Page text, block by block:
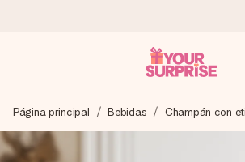
Preparamos tu regalo con cuidado y lo
para que lo entregues en el momento
importa.
Página principal Bebidas Champán con